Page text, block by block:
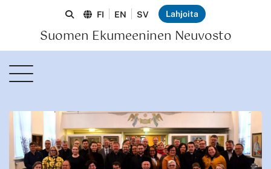
Suomen Ekumeeninen Neuvosto
FI EN SV Lahjoita